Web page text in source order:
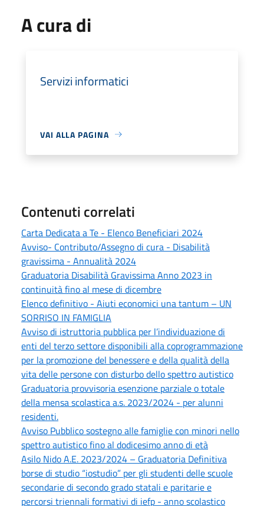
A cura di
Servizi informatici
VAI ALLA PAGINA
Contenuti correlati
Carta Dedicata a Te - Elenco Beneficiari 2024
Avviso- Contributo/Assegno di cura - Disabilità
gravissima - Annualità 2024
Graduatoria Disabilità Gravissima Anno 2023 in
continuità fino al mese di dicembre
Elenco definitivo - Aiuti economici una tantum – UN
SORRISO IN FAMIGLIA
Avviso di istruttoria pubblica per l’individuazione di
enti del terzo settore disponibili alla coprogrammazione
per la promozione del benessere e della qualità della
vita delle persone con disturbo dello spettro autistico
Graduatoria provvisoria esenzione parziale o totale
della mensa scolastica a.s. 2023/2024 - per alunni
residenti.
Avviso Pubblico sostegno alle famiglie con minori nello
spettro autistico fino al dodicesimo anno di età
Asilo Nido A.E. 2023/2024 – Graduatoria Definitiva
borse di studio “iostudio” per gli studenti delle scuole
secondarie di secondo grado statali e paritarie e
percorsi triennali formativi di iefp - anno scolastico